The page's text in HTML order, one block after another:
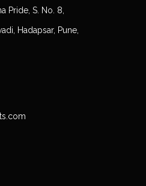
Pride, S. No. 8,
Hadapsar, Pune,